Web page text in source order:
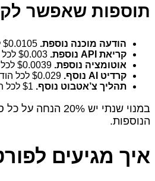
תוספות שאפשר
הודעה מוכנה נוספת.
קריאת API נוספת.
אוטומציה נוספת.
קרדיט AI נוסף.
תהליך צ’אטבוט נוסף.
במנוי שנתי יש 20%
הנוספות.
איך מגיעים